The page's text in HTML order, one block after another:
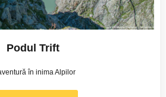
Podul Trift
în inima Alpilor